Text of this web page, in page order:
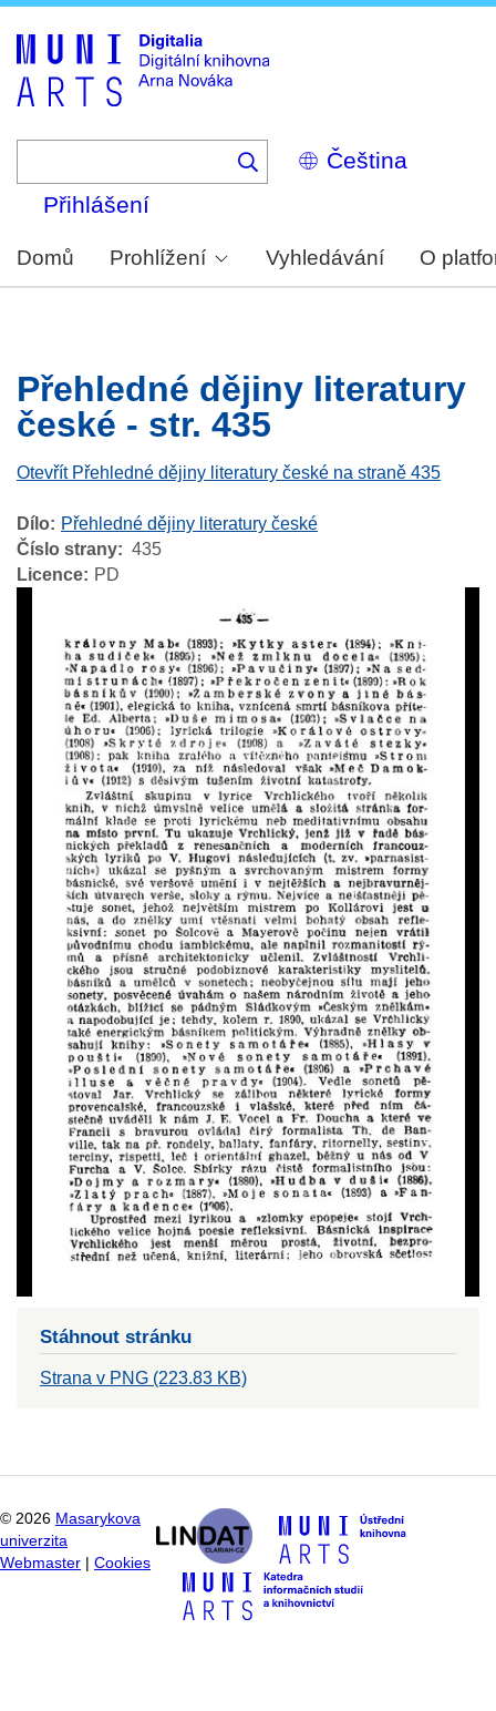
Select
your
Přihlášení
Domů Prohlížení Vyhledávání O
Přehledné dějiny literatury
české - str. 435
Otevřít Přehledné dějiny literatury české na straně 435
Dílo
Přehledné dějiny literatury české
Číslo strany
435
Licence
PD
Stáhnout stránku
Strana v PNG (223.83 KB)
© 2026 Masarykova
univerzita
Webmaster
Cookies